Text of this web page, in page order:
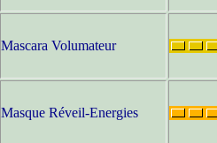
Mascara Volumateur
Masque Réveil-Energies